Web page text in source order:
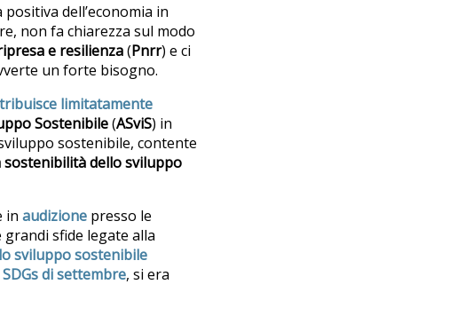
dell’economia in
non fa chiarezza sul modo
e resilienza(Pnrr) e ci
un forte bisogno.
limitatamente
Sostenibile(ASviS) in
sostenibile, contente
dello sviluppo
in audizione presso le
sfide legate alla
sviluppo sostenibile
SDGs di settembre, si era